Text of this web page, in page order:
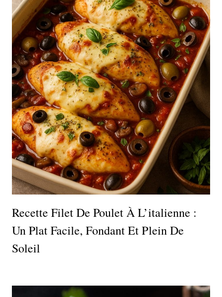
Recette Filet De Poulet À L’italienne :
Un Plat Facile, Fondant Et Plein De
Soleil